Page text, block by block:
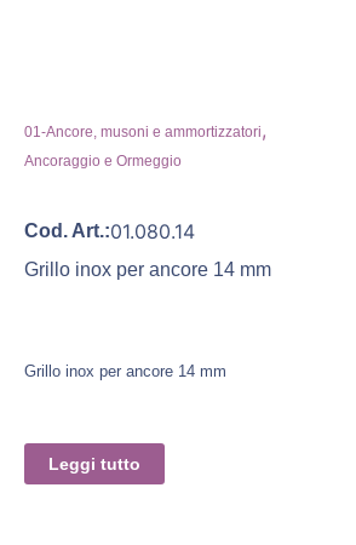
01-Ancore, musoni e ammortizzatori,
Ancoraggio e Ormeggio
Cod. Art.:01.080.14
Grillo inox per ancore 14 mm
Grillo inox per ancore 14 mm
Leggi tutto